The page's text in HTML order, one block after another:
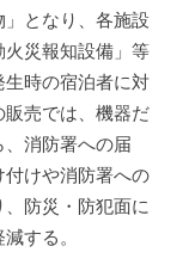
となり、各施設
災報知設備」等
時の宿泊者に対
売では、機器だ
消防署への届
けや消防署への
防災・防犯面に
する。